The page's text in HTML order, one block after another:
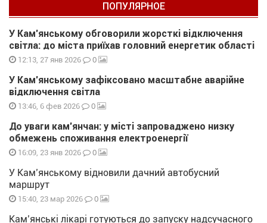
ПОПУЛЯРНОЕ
У Кам’янському обговорили жорсткі відключення
світла: до міста приїхав головний енергетик області
12:13, 27 янв 2026 0
У Кам’янському зафіксовано масштабне аварійне
відключення світла
13:46, 6 фев 2026 0
До уваги кам’янчан: у місті запроваджено низку
обмежень споживання електроенергії
16:09, 23 янв 2026 0
У Кам’янському відновили дачний автобусний
маршрут
15:40, 23 мар 2026 0
Кам’янські лікарі готуються до запуску надсучасного